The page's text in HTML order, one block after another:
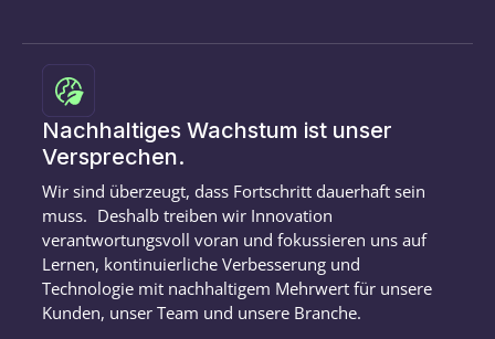
Nachhaltiges Wachstum ist unser
Versprechen.
Wir sind überzeugt, dass Fortschritt dauerhaft sein
muss. Deshalb treiben wir Innovation
verantwortungsvoll voran und fokussieren uns auf
Lernen, kontinuierliche Verbesserung und
Technologie mit nachhaltigem Mehrwert für unsere
Kunden, unser Team und unsere Branche.